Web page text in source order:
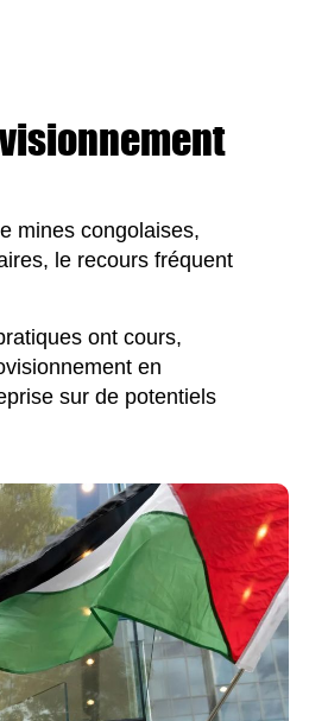
mines congolaises,
le recours fréquent
ont cours,
en
sur de potentiels